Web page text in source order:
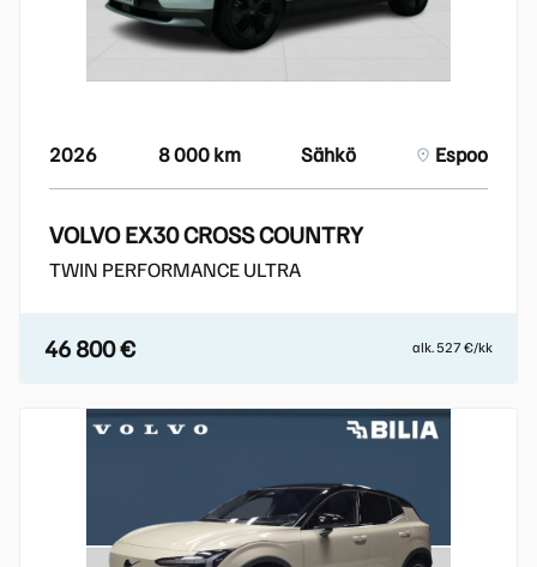
2026 8 000 km Sähkö Espoo
VOLVO EX30 CROSS COUNTRY
TWIN PERFORMANCE ULTRA
46 800 € alk. 527 €/kk